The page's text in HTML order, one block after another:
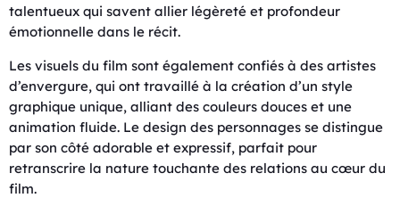
talentueux qui savent allier légèreté et profondeur
émotionnelle dans le récit.
Les visuels du film sont également confiés à des artistes
d’envergure, qui ont travaillé à la création d’un style
graphique unique, alliant des couleurs douces et une
animation fluide. Le design des personnages se distingue
par son côté adorable et expressif, parfait pour
retranscrire la nature touchante des relations au cœur du
film.